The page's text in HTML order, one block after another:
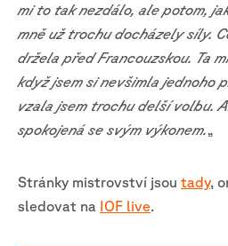
mi to tak nezdálo, ale potom,
mně už trochu docházely síly.
držela před Francouzskou. Ta
když jsem si nevšimla jednoho
vzala jsem trochu delší volbu.
spokojená se svým výkonem.„
Stránky mistrovství jsou tady,
sledovat na IOF live.